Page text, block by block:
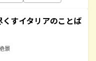
すイタリアのことば
景